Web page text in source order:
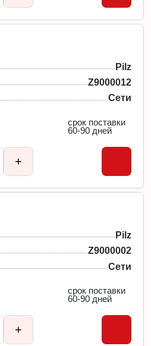
Pilz
Z9000012
Сети
срок поставки
60-90 дней
+
Pilz
Z9000002
Сети
срок поставки
60-90 дней
+